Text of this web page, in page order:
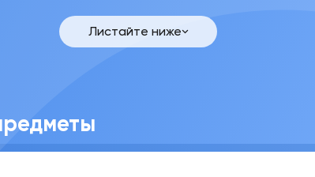
Листайте ниже
Игорь